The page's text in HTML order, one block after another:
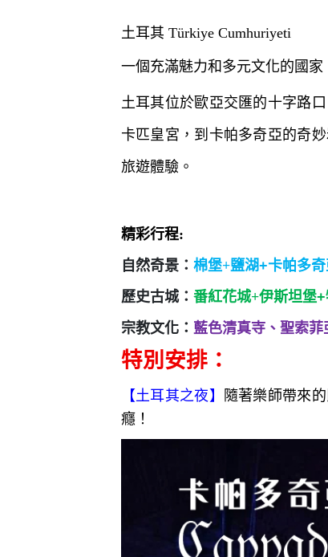
土耳其 Türkiye Cumhuriyeti
一個充滿魅力和多元文化的國家
土耳其位於歐亞交匯的十字路
卡匹皇宮，到卡帕多奇亞的奇
旅遊體驗。
精彩行程:
自然奇景： 棉堡+鹽湖+卡帕多
歷史古城： 番紅花城+伊斯坦堡
宗教文化： 藍色清真寺、聖索菲
特別安排：
【土耳其之夜 】
隨著樂師帶來
癮！